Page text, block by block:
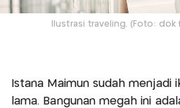
Ilustrasi traveling. (Foto:
Istana Maimun sudah menjadi
lama. Bangunan megah ini